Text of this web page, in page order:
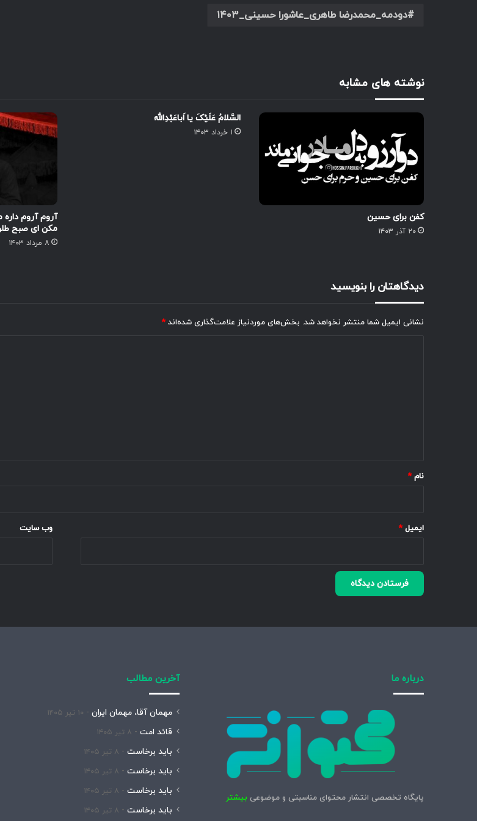
دودمه_محمدرضا طاهری_عاشورا حسینی_۱۴۰۳
نوشته های مشابه
کفن برای حسین
۲۰ آذر ۱۴۰۳
السَّلامُ عَلَیْکَ یا اَباعَبْدِاللَّه
۱ خرداد ۱۴۰۳
آروم آروم
مکن ای صبح
۸ مرداد ۱۴۰۳
دیدگاهتان را بنویسید
نشانی ایمیل شما منتشر نخواهد شد. بخش‌های موردنیاز علامت‌گذاری شده‌اند *
نام *
ایمیل * وب‌ سایت
درباره ما
پایگاه تخصصی انتشار محتوای مناسبتی و موضوعی بیشتر
آخرین مطالب
مهمان آقا، مهمان ایران ۱۰ تیر ۱۴۰۵
قائد امت ۸ تیر ۱۴۰۵
باید برخاست ۸ تیر ۱۴۰۵
باید برخاست ۸ تیر ۱۴۰۵
باید برخاست ۸ تیر ۱۴۰۵
باید برخاست ۸ تیر ۱۴۰۵